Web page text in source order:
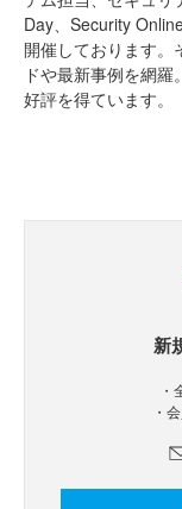
Day、Security
開催しております。
ドや最新事例を網羅
好評を得ています。
新
・